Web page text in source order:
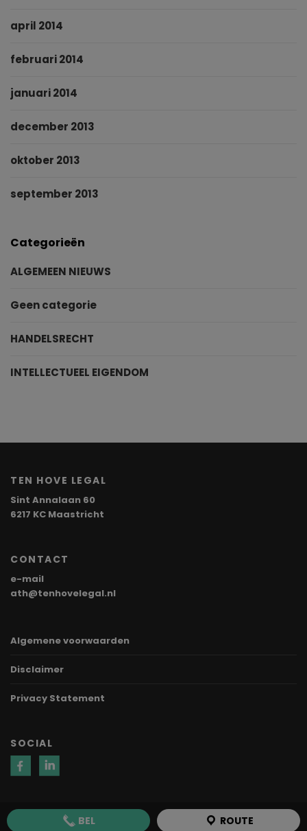
april 2014
februari 2014
januari 2014
december 2013
oktober 2013
september 2013
Categorieën
ALGEMEEN NIEUWS
Geen categorie
HANDELSRECHT
INTELLECTUEEL EIGENDOM
TEN HOVE LEGAL
Sint Annalaan 60
6217 KC Maastricht
CONTACT
e-mail
ath@tenhovelegal.nl
Algemene voorwaarden
Disclaimer
Privacy Statement
SOCIAL
BEL ROUTE